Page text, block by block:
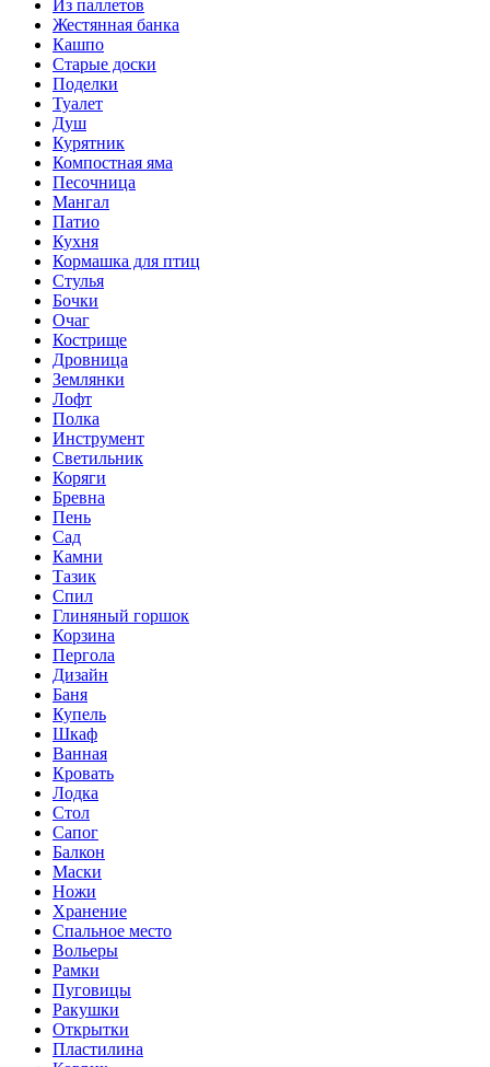
Из паллетов
Жестянная банка
Кашпо
Старые доски
Поделки
Туалет
Душ
Курятник
Компостная яма
Песочница
Мангал
Патио
Кухня
Кормашка для птиц
Стулья
Бочки
Очаг
Кострище
Дровница
Землянки
Лофт
Полка
Инструмент
Светильник
Коряги
Бревна
Пень
Сад
Камни
Тазик
Спил
Глиняный горшок
Корзина
Пергола
Дизайн
Баня
Купель
Шкаф
Ванная
Кровать
Лодка
Стол
Сапог
Балкон
Маски
Ножи
Хранение
Спальное место
Вольеры
Рамки
Пуговицы
Ракушки
Открытки
Пластилина